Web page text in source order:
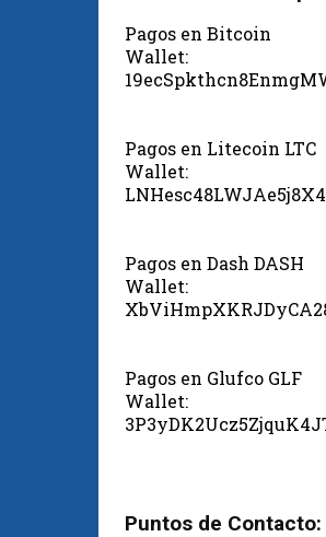
Pagos en Bitcoin
Wallet:
Pagos en Litecoin LTC
Wallet:
Pagos en Dash DASH
Wallet:
Pagos en Glufco GLF
Wallet:
Puntos de Contacto: